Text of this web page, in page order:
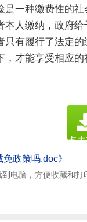
是一种缴费性的
本人缴纳，政府
只有履行了法定
才能享受相应的
政策吗.doc》
电脑，方便收藏和打
点